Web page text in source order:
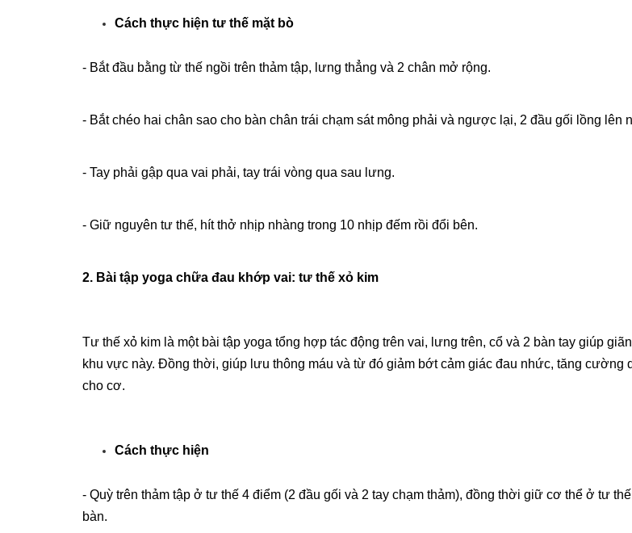
Cách thực hiện tư thế mặt bò
- Bắt đầu bằng từ thế ngồi trên thảm tập, lưng thẳng và 2 chân mở rộng.
- Bắt chéo hai chân sao cho bàn chân trái chạm sát mông phải và ngược lại, 2 đầu gối lồng lên
- Tay phải gập qua vai phải, tay trái vòng qua sau lưng.
- Giữ nguyên tư thế, hít thở nhịp nhàng trong 10 nhịp đếm rồi đổi bên.
2. Bài tập yoga chữa đau khớp vai: tư thế xỏ kim
Tư thế xỏ kim là một bài tập yoga tổng hợp tác động trên vai, lưng trên, cổ và 2 bàn tay giúp
khu vực này. Đồng thời, giúp lưu thông máu và từ đó giảm bớt cảm giác đau nhức, tăng cường
cho cơ.
Cách thực hiện
- Quỳ trên thảm tập ở tư thế 4 điểm (2 đầu gối và 2 tay chạm thảm), đồng thời giữ cơ thể ở tư
bàn.